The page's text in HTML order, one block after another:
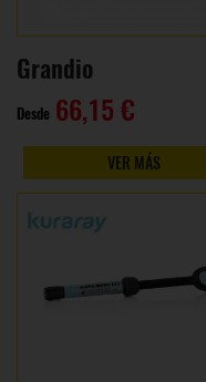
Grandio
Desde 66,15 €
VER MÁS